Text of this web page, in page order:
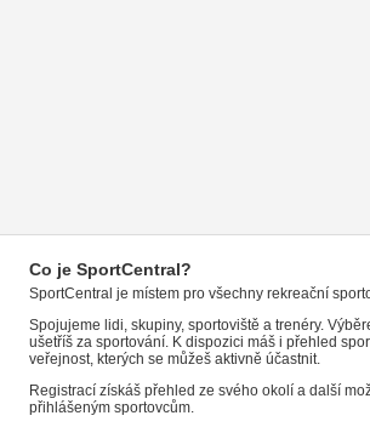
Co je SportCentral?
SportCentral je místem pro všechny rekreační
Spojujeme lidi, skupiny, sportoviště a trenéry.
ušetříš za sportování. K dispozici máš i přehled
veřejnost, kterých se můžeš aktivně účastnit.
Registrací získáš přehled ze svého okolí a další
přihlášeným sportovcům.